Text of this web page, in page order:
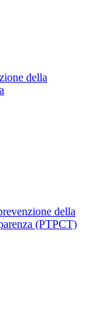
della
della
(PTPCT)